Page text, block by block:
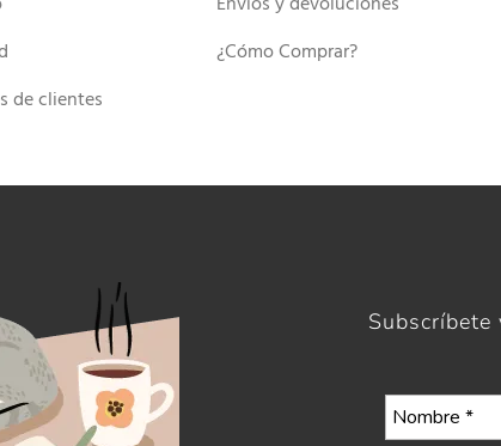
de clientes
¿Cómo Comprar?